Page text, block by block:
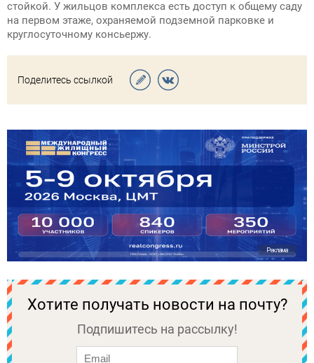
стойкой. У жильцов комплекса есть доступ к общему саду
на первом этаже, охраняемой подземной парковке и
круглосуточному консьержу.
Поделитесь ссылкой
Реклама
Хотите получать новости на почту?
Подпишитесь на рассылку!